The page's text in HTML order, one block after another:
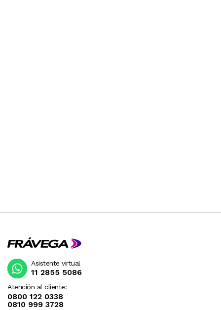
Atención al cliente:
0800 122 0338
0810 999 3728
Asistente virtual
11 2855 5086